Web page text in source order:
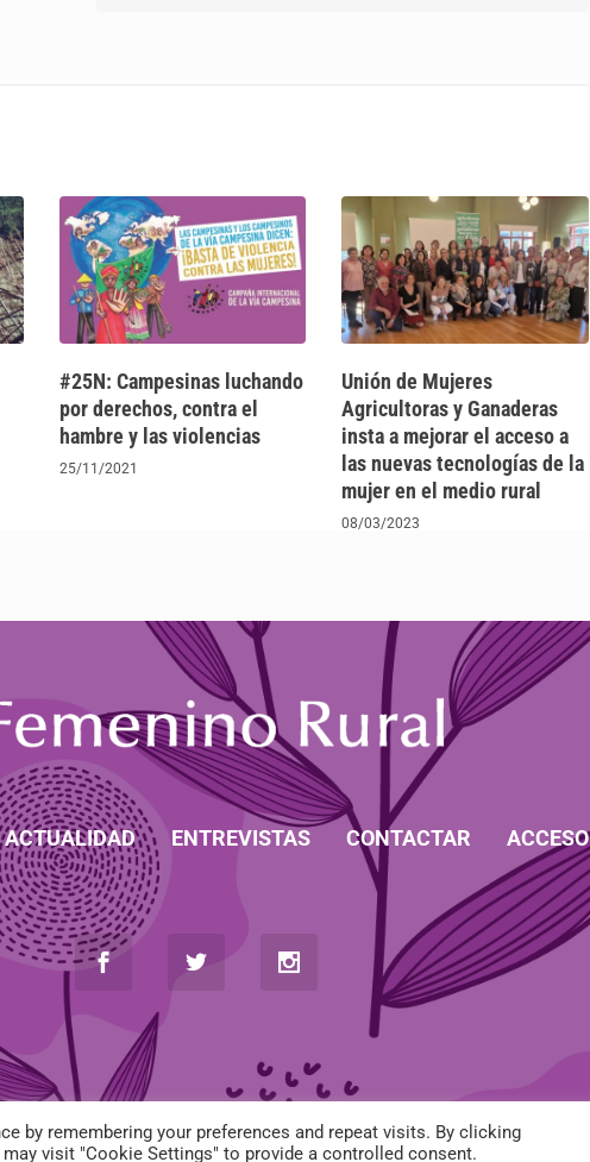
#25N: Campesinas luchando
por derechos, contra el
hambre y las violencias
25/11/2021
Unión de Mujeres
Agricultoras y Ganaderas
insta a mejorar el acceso a
las nuevas tecnologías de la
mujer en el medio rural
08/03/2023
ACTUALIDAD ENTREVISTAS CONTACTAR ACCESO
DE COOKIES-POLÍTICA DE PRIVACIDAD -CONDICIONES DE CONTRATACIÓN
by remembering your preferences and repeat visits. By clicking
visit "Cookie Settings" to provide a controlled consent.